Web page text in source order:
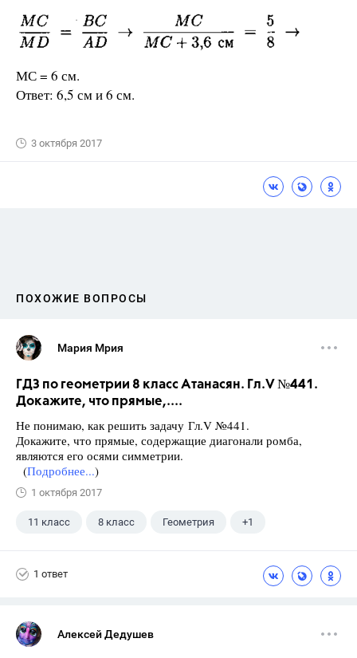
МС = 6 см.
Ответ: 6,5 см и 6 см.
3 октября 2017
ПОХОЖИЕ ВОПРОСЫ
Мария Мрия
ГДЗ по геометрии 8 класс Атанасян. Гл.V №441.
Докажите, что прямые,....
Не понимаю, как решить задачу Гл.V №441.
Докажите, что прямые, содержащие диагонали ромба,
являются его осями симметрии.
(Подробнее...)
1 октября 2017
11 класс 8 класс Геометрия +1
1 ответ
Алексей Дедушев